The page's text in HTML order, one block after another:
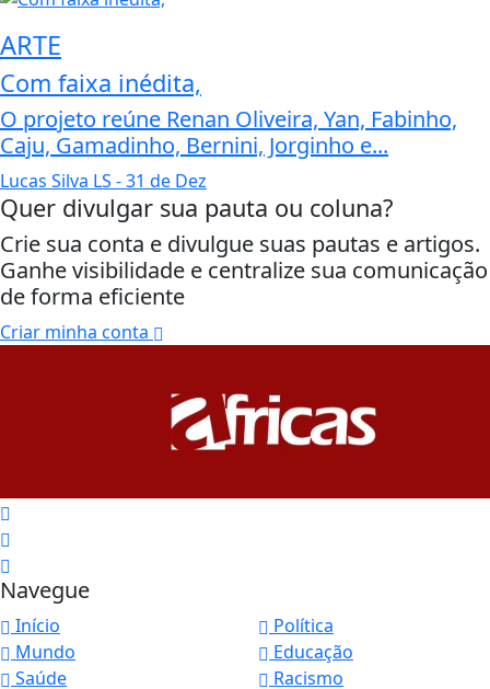
ARTE
Com faixa inédita,
O projeto reúne Renan Oliveira, Yan, Fabinho,
Caju, Gamadinho, Bernini, Jorginho e...
Lucas Silva LS - 31 de Dez
Quer divulgar sua pauta ou coluna?
Crie sua conta e divulgue suas pautas e artigos.
Ganhe visibilidade e centralize sua comunicação
de forma eficiente
Criar minha conta
Navegue
Início
Política
Mundo
Educação
Saúde
Racismo